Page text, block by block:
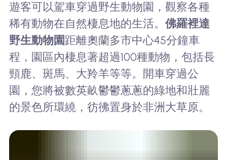
遊客可以駕車穿過野生動物園，觀察各種
稀有動物在自然棲息地的生活。 佛羅裡達
野生動物園距離奧蘭多市中心45分鐘車
程，園區內棲息著超過100種動物，包括長
頸鹿、斑馬、大羚羊等等。開車穿過公
園，您將被數英畝鬱鬱蔥蔥的綠地和壯麗
的景色所環繞，彷彿置身於非洲大草原。